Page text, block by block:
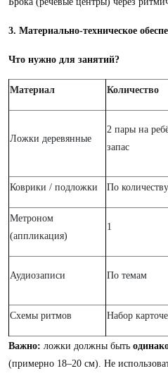
3. Материально-техническое
Что нужно для занятий?
Материал Количество
Ложки деревянные
2 пары на
запас
Коврики / подложки По
Метроном
(аппликация)
1
Аудиозаписи По темам
Схемы ритмов Набор
Важно: ложки должны быть
(примерно 18–20 см). Не